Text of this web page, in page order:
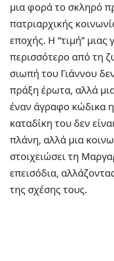
μια φορά το σκληρό
πατριαρχικής
εποχής. Η “τιμή” μιας
περισσότερο από τη
σιωπή του Γιάννου
πράξη έρωτα, αλλά
έναν άγραφο κώδικα
καταδίκη του δεν
πλάνη, αλλά μια
στοιχειώσει τη
επεισόδια,
της σχέσης τους.